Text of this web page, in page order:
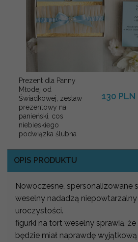
Prezent dla Panny
Młodej od
Świadkowej, zestaw
prezentowy na
panieński, cos
niebieskiego
podwiązka ślubna
130 PLN
OPIS PRODUKTU
Nowoczesne, spersonalizowane
weselny nadadzą
uroczystości.
figurki na tort weselny sprawią,
będzie miał naprawdę